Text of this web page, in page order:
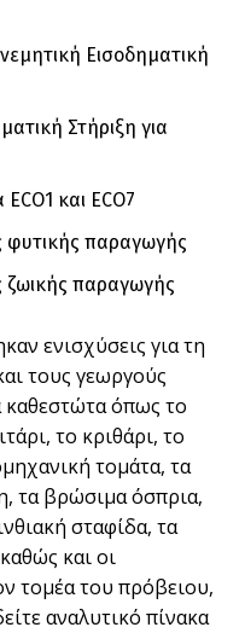
Εισοδηματική
Στήριξη για
και ECO7
φυτικής παραγωγής
ζωικής παραγωγής
ενισχύσεις για τη
τους γεωργούς
καθεστώτα όπως το
το κριθάρι, το
τομάτα, τα
τα βρώσιμα όσπρια,
σταφίδα, τα
και οι
τομέα του πρόβειου,
αναλυτικό πίνακα